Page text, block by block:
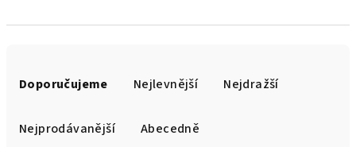
Doporučujeme Nejlevnější Nejdražší
Nejprodávanější Abecedně